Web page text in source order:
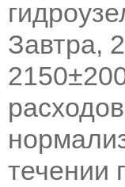
Завтра,
течении